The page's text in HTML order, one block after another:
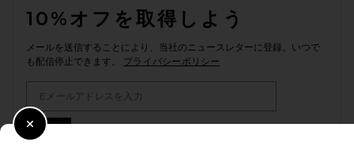
10%オフを取得しよう
メールを送信することにより、当社のニュースレターに登録。いつで
も配信停止できます。 プライバシーポリシー
Close Modal